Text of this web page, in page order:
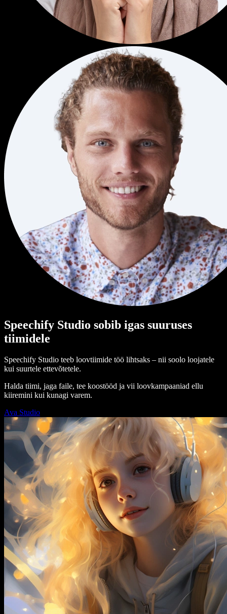
Speechify Studio sobib igas suuruses
tiimidele
Speechify Studio teeb loovtiimide töö lihtsaks – nii soolo loojatele
kui suurtele ettevõtetele.
Halda tiimi, jaga faile, tee koostööd ja vii loovkampaaniad ellu
kiiremini kui kunagi varem.
Ava Studio